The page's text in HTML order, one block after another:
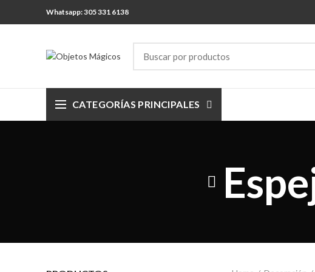
Whatsapp: 305 331 6138
CATEGORÍAS PRINCIPALES